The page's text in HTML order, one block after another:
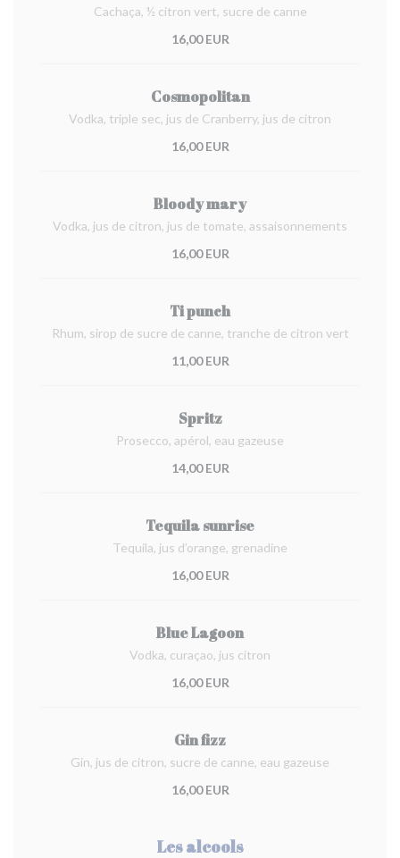
Cachaça, ½ citron vert, sucre de canne
16,00 EUR
Cosmopolitan
Vodka, triple sec, jus de Cranberry, jus de citron
16,00 EUR
Bloody mary
Vodka, jus de citron, jus de tomate, assaisonnements
16,00 EUR
Ti punch
Rhum, sirop de sucre de canne, tranche de citron vert
11,00 EUR
Spritz
Prosecco, apérol, eau gazeuse
14,00 EUR
Tequila sunrise
Tequila, jus d’orange, grenadine
16,00 EUR
Blue Lagoon
Vodka, curaçao, jus citron
16,00 EUR
Gin fizz
Gin, jus de citron, sucre de canne, eau gazeuse
16,00 EUR
Les alcools